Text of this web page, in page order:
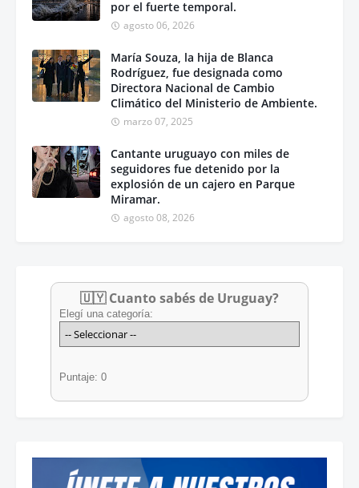
por el fuerte temporal.
agosto 06, 2026
María Souza, la hija de Blanca
Rodríguez, fue designada como
Directora Nacional de Cambio
Climático del Ministerio de Ambiente.
marzo 07, 2025
Cantante uruguayo con miles de
seguidores fue detenido por la
explosión de un cajero en Parque
Miramar.
agosto 08, 2026
🇺🇾 Cuanto sabés de Uruguay?
Elegí una categoría:
Puntaje: 0